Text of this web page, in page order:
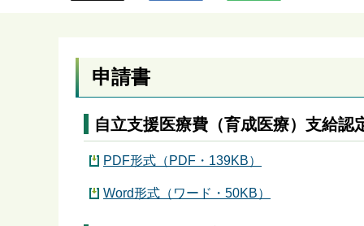
申請書
自立支援医療費（育成医療）支給認
PDF形式（PDF・139KB）
Word形式（ワード・50KB）